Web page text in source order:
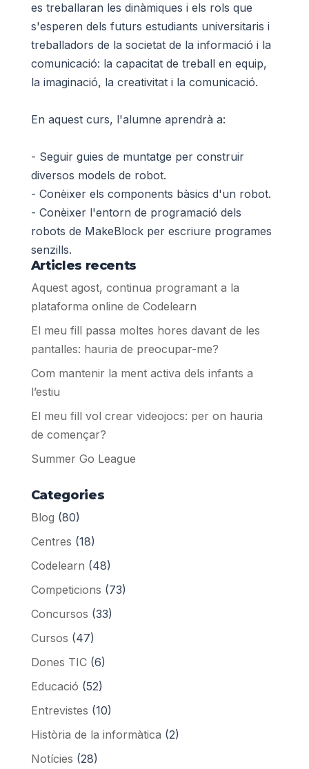
es treballaran les dinàmiques i els rols que
s'esperen dels futurs estudiants universitaris i
treballadors de la societat de la informació i la
comunicació: la capacitat de treball en equip,
la imaginació, la creativitat i la comunicació.
En aquest curs, l'alumne aprendrà a:
- Seguir guies de muntatge per construir
diversos models de robot.
- Conèixer els components bàsics d'un robot.
- Conèixer l'entorn de programació dels
robots de MakeBlock per escriure programes
senzills.
Articles recents
Aquest agost, continua programant a la
plataforma online de Codelearn
El meu fill passa moltes hores davant de les
pantalles: hauria de preocupar-me?
Com mantenir la ment activa dels infants a
l’estiu
El meu fill vol crear videojocs: per on hauria
de començar?
Summer Go League
Categories
Blog (80)
Centres (18)
Codelearn (48)
Competicions (73)
Concursos (33)
Cursos (47)
Dones TIC(6)
Educació (52)
Entrevistes (10)
Història de la informàtica (2)
Notícies (28)